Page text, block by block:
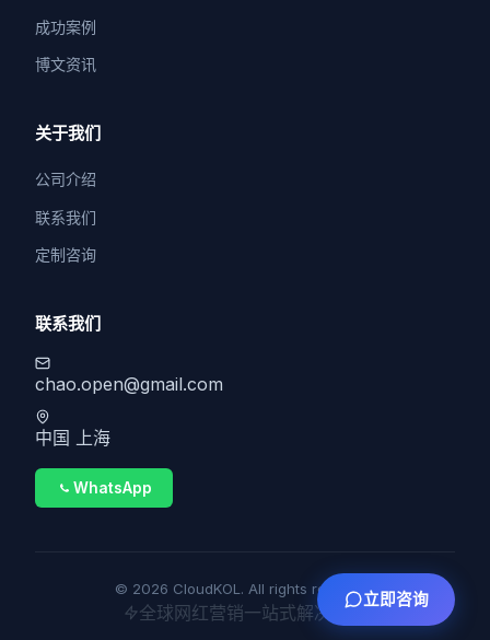
成功案例
博文资讯
关于我们
公司介绍
联系我们
定制咨询
联系我们
chao.open@gmail.com
中国 上海
WhatsApp
© 2026 CloudKOL. All rights reserved.
全球网红营销一站式解决方案
立即咨询